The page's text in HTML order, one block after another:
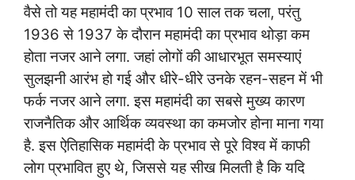
वैसे तो यह महामंदी का प्रभाव 10 साल तक चला, परंतु
1936 से 1937 के दौरान महामंदी का प्रभाव थोड़ा कम
होता नजर आने लगा. जहां लोगों की आधारभूत समस्याएं
सुलझनी आरंभ हो गई और धीरे-धीरे उनके रहन-सहन में भी
फर्क नजर आने लगा. इस महामंदी का सबसे मुख्य कारण
राजनैतिक और आर्थिक व्यवस्था का कमजोर होना माना गया
है. इस ऐतिहासिक महामंदी के प्रभाव से पूरे विश्व में काफी
लोग प्रभावित हुए थे, जिससे यह सीख मिलती है कि यदि